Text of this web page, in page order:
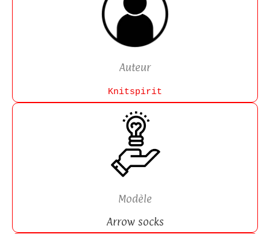
Auteur
Knitspirit
Modèle
Arrow socks